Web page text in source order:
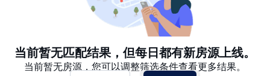
当前暂无匹配结果，但每日都有新房源上线。
当前暂无房源，您可以调整筛选条件查看更多结果。